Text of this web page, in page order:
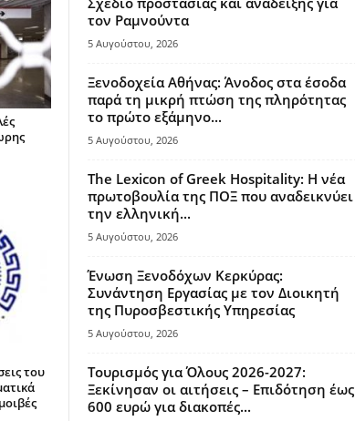
του
τον Ραμνούντα
5 Αυγούστου, 2026
Ξενοδοχεία Αθήνας: Άνοδος στα έσοδα
παρά τη μικρή πτώση της πληρότητας
το πρώτο εξάμηνο...
5 Αυγούστου, 2026
The Lexicon of Greek Hospitality: Η νέα
πρωτοβουλία της ΠΟΞ που αναδεικνύει
την ελληνική...
5 Αυγούστου, 2026
Ένωση Ξενοδόχων Κερκύρας:
Συνάντηση Εργασίας με τον Διοικητή
της Πυροσβεστικής Υπηρεσίας
5 Αυγούστου, 2026
Τουρισμός για Όλους 2026-2027:
Ξεκίνησαν οι αιτήσεις – Επιδότηση έως
600 ευρώ για διακοπές...